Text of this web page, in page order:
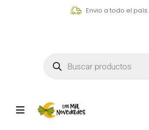
Envio a todo el país.